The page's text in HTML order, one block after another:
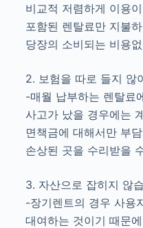
비교적 저렴하게 이용
포함된 렌탈료만 지불
당장의 소비되는 비용
2. 보험을 따로 들지 않
-매월 납부하는 렌탈료
사고가 났을 경우에는
면책금에 대해서만 부
손상된 곳을 수리받을
3. 자산으로 잡히지 않
-장기렌트의 경우 사용
대여하는 것이기 때문